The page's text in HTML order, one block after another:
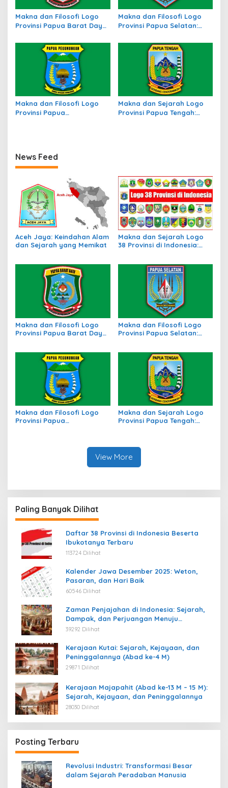
Makna dan Filosofi Logo
Provinsi Papua Barat Daya:
Baru di Timur Indonesia
Makna dan Filosofi Logo
Provinsi Papua Selatan:
Papua
Makna dan Filosofi Logo
Provinsi Papua
Makna dan Sejarah Logo
Provinsi Papua Tengah:
News Feed
Aceh Jaya: Keindahan Alam
dan Sejarah yang Memikat
Makna dan Sejarah Logo
38 Provinsi di Indonesia:
Makna dan Filosofi Logo
Provinsi Papua Barat Daya:
Makna dan Filosofi Logo
Provinsi Papua Selatan:
Makna dan Filosofi Logo
Provinsi Papua
Makna dan Sejarah Logo
Provinsi Papua Tengah:
View More
Paling Banyak Dilihat
Daftar 38 Provinsi di Indonesia Beserta
Ibukotanya Terbaru
113724 Dilihat
Kalender Jawa Desember 2025: Weton,
Pasaran, dan Hari Baik
60546 Dilihat
Zaman Penjajahan di Indonesia: Sejarah,
Dampak, dan Perjuangan Menuju
Kemerdekaan
39292 Dilihat
Kerajaan Kutai: Sejarah, Kejayaan, dan
Peninggalannya (Abad ke-4 M)
29871 Dilihat
Kerajaan Majapahit (Abad ke-13 M – 15 M):
Sejarah, Kejayaan, dan Peninggalannya
28030 Dilihat
Posting Terbaru
Revolusi Industri: Transformasi Besar
dalam Sejarah Peradaban Manusia